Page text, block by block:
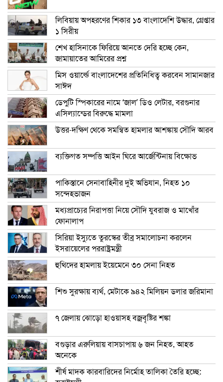
লিবিয়ায় অপহরণের শিকার ১৩ বাংলাদেশি উদ্ধার, গ্রেপ্তার
১ সিরীয়
শেখ হাসিনাকে ফিরিয়ে আনতে দেরি হচ্ছে কেন,
জামায়াতের আমিরের প্রশ্ন
মিস ওয়ার্ল্ডে বাংলাদেশের প্রতিনিধিত্ব করবেন সামানজার
সাঈদ
ডেপুটি স্পিকারের নামে ‘জাল’ ডিও লেটার, বরগুনার
এসিল্যান্ডের বিরুদ্ধে মামলা
উত্তর-দক্ষিণ থেকে সমন্বিত হামলার আশঙ্কায় সৌদি আরব
ব্যক্তিগত সম্পত্তি আইন ঘিরে আর্জেন্টিনায় বিক্ষোভ
পাকিস্তানে সেনাবাহিনীর দুই অভিযান, নিহত ১০
সন্দেহভাজন
মধ্যপ্রাচ্যের নিরাপত্তা নিয়ে সৌদি যুবরাজ ও মাখোঁর
ফোনালাপ
সিরিয়া ইস্যুতে তুরস্কের তীব্র সমালোচনা করলেন
ইসরায়েলের পররাষ্ট্রমন্ত্রী
হুথিদের হামলায় ইয়েমেনে ৩০ সেনা নিহত
শিশু সুরক্ষায় ব্যর্থ, মেটাকে ৯৪২ মিলিয়ন ডলার জরিমানা
৭ জেলায় ঝোড়ো হাওয়াসহ বজ্রবৃষ্টির শঙ্কা
বগুড়ার এরুলিয়ায় বাসচাপায় ৬ জন নিহত, আহত
অনেকে
শীর্ষ মাদক কারবারিদের নির্মোহ তালিকা তৈরি হচ্ছে: